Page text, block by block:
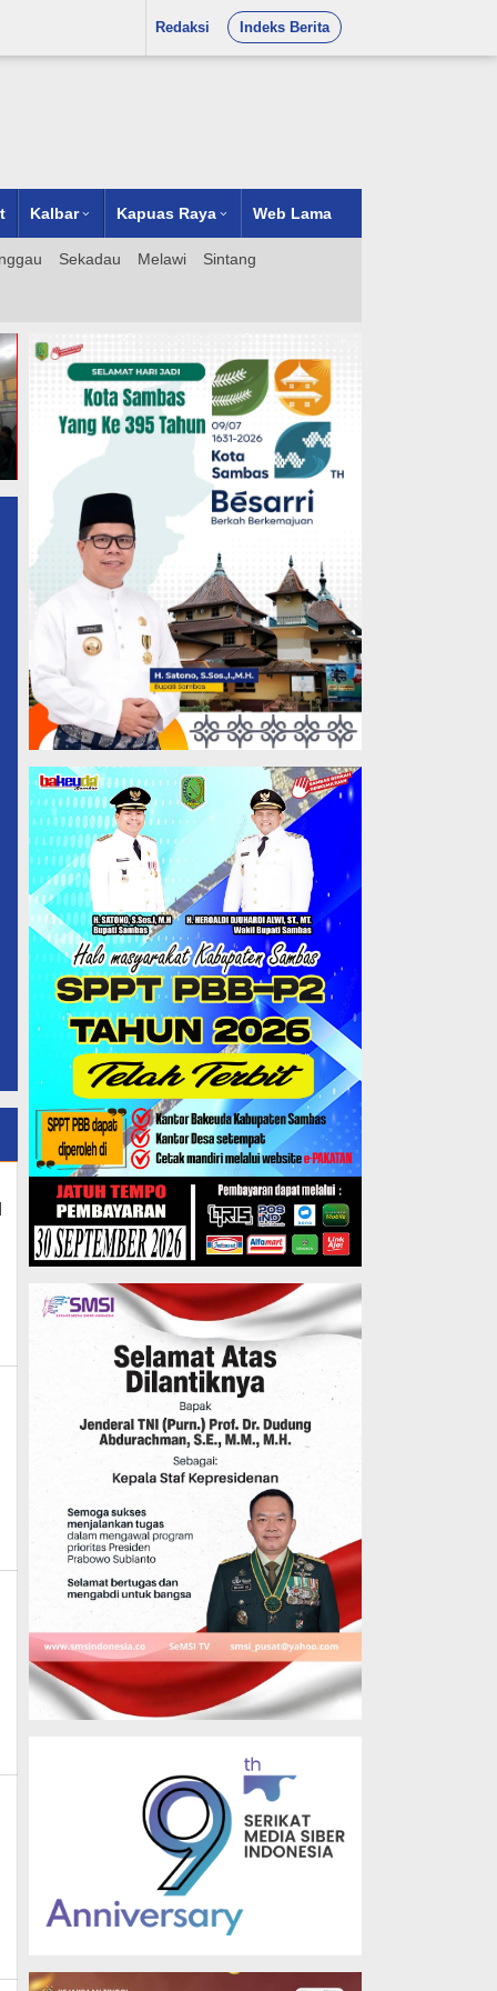
Redaksi Indeks Berita
Kalbar Kapuas Raya Web Lama
Sekadau Melawi Sintang
DPD LPM RI Kalbar Berduka
dan Prihatin Atas Korban
Karhutla: Desak Pemkab
Ketapang Perhatikan
Keluarga Korban
Lama Dinanti, Jalan
Waterfront Sambas
Ditingkatkan, Masyarakat
Bersyukur